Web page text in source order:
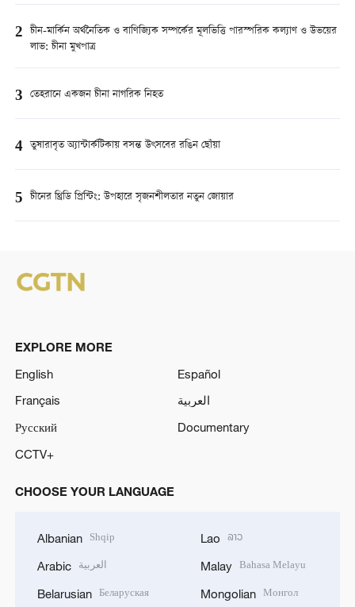
2 চীন-মার্কিন অর্থনৈতিক ও বাণিজ্যিক সম্পর্কের মূলভিত্তি পারস্পরিক কল্যাণ ও উভয়ের
লাভ: চীনা মুখপাত্র
3 তেহরানে একজন চীনা নাগরিক নিহত
4 তুষারাবৃত অ্যান্টার্কটিকায় বসন্ত উৎসবের রঙিন ছোঁয়া
5 চীনের থ্রিডি প্রিন্টিং: উপহারে সৃজনশীলতার নতুন জোয়ার
EXPLORE MORE
English
Español
Français
العربية
Русский
Documentary
CCTV+
CHOOSE YOUR LANGUAGE
Albanian Shqip
Arabic العربية
Belarusian Беларуская
Lao ລາວ
Malay Bahasa Melayu
Mongolian Монгол